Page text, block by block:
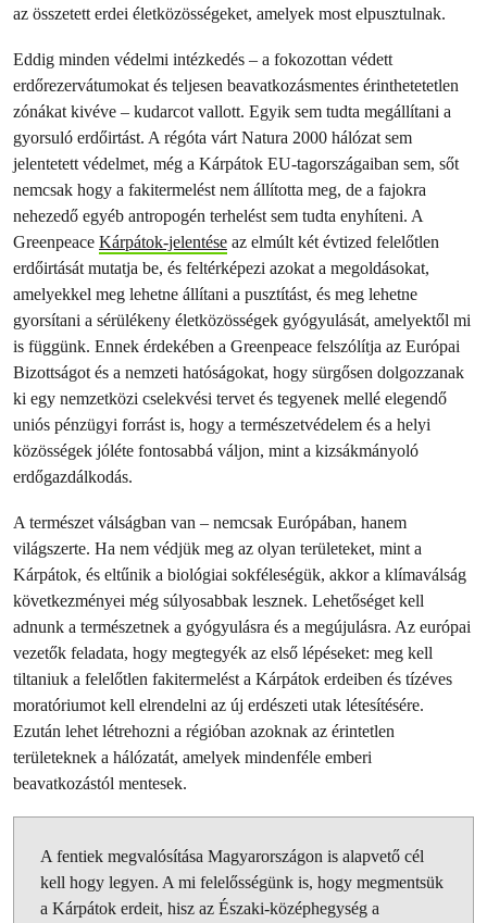
az összetett erdei életközösségeket, amelyek most elpusztulnak.
Eddig minden védelmi intézkedés – a fokozottan védett
erdőrezervátumokat és teljesen beavatkozásmentes érinthetetetlen
zónákat kivéve – kudarcot vallott. Egyik sem tudta megállítani a
gyorsuló erdőirtást. A régóta várt Natura 2000 hálózat sem
jelentetett védelmet, még a Kárpátok EU-tagországaiban sem, sőt
nemcsak hogy a fakitermelést nem állította meg, de a fajokra
nehezedő egyéb antropogén terhelést sem tudta enyhíteni. A
Greenpeace Kárpátok-jelentése az elmúlt két évtized felelőtlen
erdőirtását mutatja be, és feltérképezi azokat a megoldásokat,
amelyekkel meg lehetne állítani a pusztítást, és meg lehetne
gyorsítani a sérülékeny életközösségek gyógyulását, amelyektől mi
is függünk. Ennek érdekében a Greenpeace felszólítja az Európai
Bizottságot és a nemzeti hatóságokat, hogy sürgősen dolgozzanak
ki egy nemzetközi cselekvési tervet és tegyenek mellé elegendő
uniós pénzügyi forrást is, hogy a természetvédelem és a helyi
közösségek jóléte fontosabbá váljon, mint a kizsákmányoló
erdőgazdálkodás.
A természet válságban van – nemcsak Európában, hanem
világszerte. Ha nem védjük meg az olyan területeket, mint a
Kárpátok, és eltűnik a biológiai sokféleségük, akkor a klímaválság
következményei még súlyosabbak lesznek. Lehetőséget kell
adnunk a természetnek a gyógyulásra és a megújulásra. Az európai
vezetők feladata, hogy megtegyék az első lépéseket: meg kell
tiltaniuk a felelőtlen fakitermelést a Kárpátok erdeiben és tízéves
moratóriumot kell elrendelni az új erdészeti utak létesítésére.
Ezután lehet létrehozni a régióban azoknak az érintetlen
területeknek a hálózatát, amelyek mindenféle emberi
beavatkozástól mentesek.
A fentiek megvalósítása Magyarországon is alapvető cél
kell hogy legyen. A mi felelősségünk is, hogy megmentsük
a Kárpátok erdeit, hisz az Északi-középhegység a